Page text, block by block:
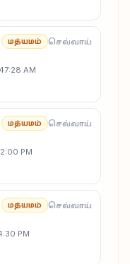
மத்யமம் செவ்வாய்
AM
மத்யமம் செவ்வாய்
PM
மத்யமம் செவ்வாய்
PM